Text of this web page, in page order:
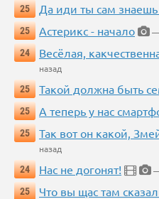
25
Да иди ты сам
25
Астерикс - начало
—
24
Весёлая,
назад
25
Такой должна быть
25
А теперь у нас
25
Так вот он какой,
назад
24
Нас не догонят!
25
Что вы щас там